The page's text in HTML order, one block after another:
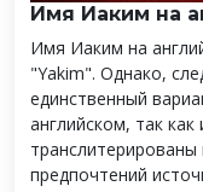
Имя Иаким на
Имя Иаким на
"Yakim". Однако,
единственный
английском, так
предпочтений